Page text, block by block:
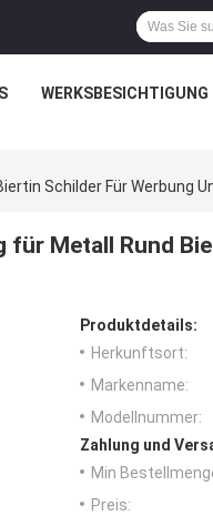
WERKSBESICHTIGUNG
Schilder Für Werbung
für Metall Rund
Produktdetails:
Herkunftsort:
Markenname:
Modellnummer:
Zahlung und
Min
Preis: